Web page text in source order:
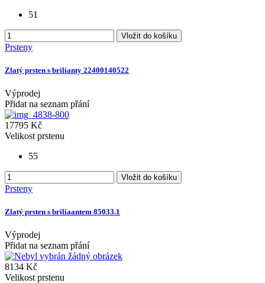
51
Vložit do košíku
Prsteny
Zlatý prsten s brilianty 22400140522
Výprodej
Přidat na seznam přání
17795 Kč
Velikost prstenu
55
Vložit do košíku
Prsteny
Zlatý prsten s briliaantem 85033.1
Výprodej
Přidat na seznam přání
8134 Kč
Velikost prstenu